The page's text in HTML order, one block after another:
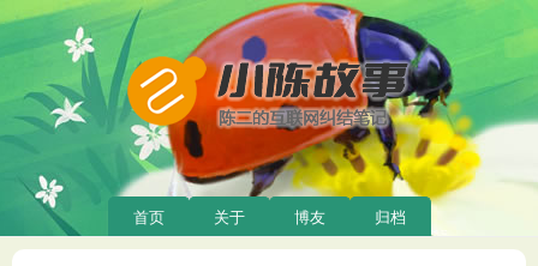
首页 关于 博友 归档